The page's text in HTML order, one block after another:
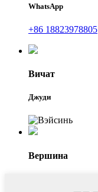
WhatsApp
+86 18823978805
Вичат
Джуди
Вершина